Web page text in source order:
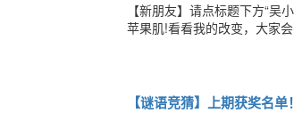
【新朋友】请点标题下方“
苹果肌!看看我的改变，大家
【谜语竞猜】上期获奖名单！